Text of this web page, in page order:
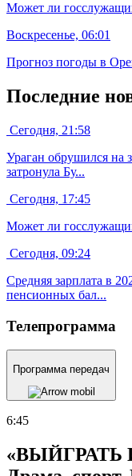
Может ли
Воскресенье, 06:01
Прогноз погоды в
Последние
Сегодня, 21:58
Ураган обрушился на
затронула Бу...
Сегодня, 17:45
Может ли
Сегодня, 09:24
Средняя зарплата в
пенсионных бал...
Телепрограмма
Программа передач
6:45
«ВЫЙГРАТЬ